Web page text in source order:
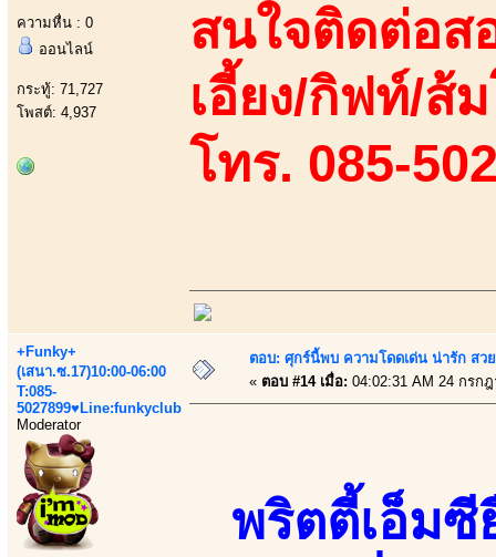
ความหื่น : 0
ออนไลน์
กระทู้: 71,727
โพสต์: 4,937
สนใจติดต่อส
เอี้ยง/กิฟท์/ส้
โทร. 085-
+Funky+
(เสนา.ซ.17)10:00-06:00
T:085-
5027899♥Line:funkyclub
Moderator
ตอบ: ศุกร์นี้พบ ความโดดเด่น น่ารัก สว
« ตอบ #14 เมื่อ: 04:02:31 AM 24 กรก
พริตตี้เอ็มซี